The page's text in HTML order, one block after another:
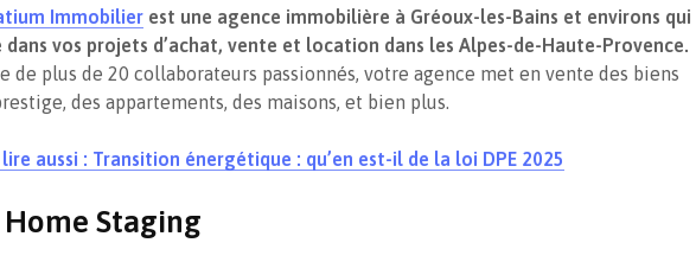
Immobilier est une agence immobilière à Gréoux-les-Bains et environs qui
dans vos projets d’achat, vente et location dans les Alpes-de-Haute-Provence.
de plus de 20 collaborateurs passionnés, votre agence met en vente des biens
des appartements, des maisons, et bien plus.
aussi : Transition énergétique : qu’en est-il de la loi DPE 2025
Home Staging